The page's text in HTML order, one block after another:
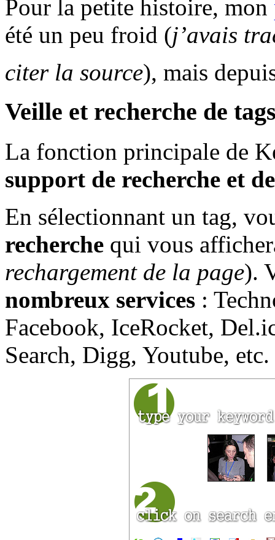
Pour la petite histoire, mon
été un peu froid (j’avais
citer la source), mais
Veille et recherche de
La fonction principale de
support de recherche et
En sélectionnant un tag,
recherche qui vous
rechargement de la page).
nombreux services :
Facebook, IceRocket,
Search, Digg, Youtube, etc.